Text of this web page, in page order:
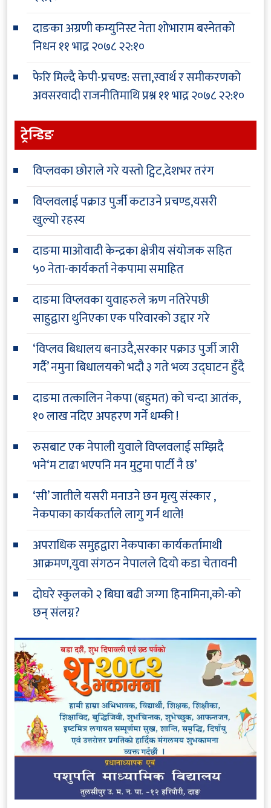
दाङका अग्रणी कम्युनिस्ट नेता शोभाराम बस्नेतको
निधन११ भाद्र २०७८ २२:१०
फेरि मिल्दै केपी-प्रचण्ड: सत्ता,स्वार्थ र समीकरणको
अवसरवादी राजनीतिमाथि प्रश्न११ भाद्र २०७८ २२:१०
ट्रेन्डिङ
विप्लवका छोराले गरे यस्तो ट्विट,देशभर तरंग
विप्लवलाई पक्राउ पुर्जी कटाउने प्रचण्ड,यसरी
खुल्यो रहस्य
दाङमा माओवादी केन्द्रका क्षेत्रीय संयोजक सहित
५० नेता-कार्यकर्ता नेकपामा समाहित
दाङमा विप्लवका युवाहरुले ऋण नतिरेपछी
साहुद्वारा थुनिएका एक परिवारको उद्दार गरे
‘विप्लव बिधालय बनाउदै,सरकार पक्राउ पुर्जी जारी
गर्दै’ नमुना बिधालयको भदौ ३ गते भव्य उद्घाटन हुँदै
दाङमा तत्कालिन नेकपा (बहुमत) को चन्दा आतंक,
१० लाख नदिए अपहरण गर्ने धम्की !
रुसबाट एक नेपाली युवाले विप्लवलाई सम्झिदै
भने‘म टाढा भएपनि मन मुटुमा पार्टी नै छ’
‘सी’ जातीले यसरी मनाउने छन मृत्यु संस्कार ,
नेकपाका कार्यकर्ताले लागु गर्न थाले!
अपराधिक समुहद्वारा नेकपाका कार्यकर्तामाथी
आक्रमण,युवा संगठन नेपालले दियो कडा चेतावनी
दोघरे स्कुलको २ बिघा बढी जग्गा हिनामिना,को-को
छन् संलग्न?